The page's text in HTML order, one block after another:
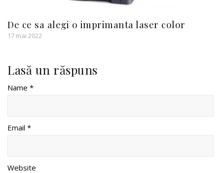
De ce sa alegi o imprimanta laser color
17 mai 2022
Lasă un răspuns
Name *
Email *
Website